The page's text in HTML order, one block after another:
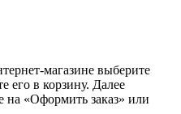
магазине выберите
его в корзину. Далее
на «Оформить заказ» или